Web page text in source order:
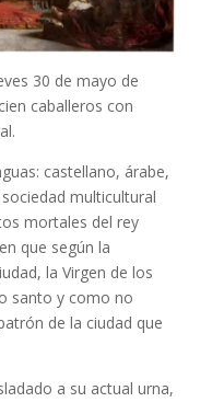
30 de mayo de
caballeros con
castellano, árabe,
multicultural
mortales del rey
que según la
la Virgen de los
santo y como no